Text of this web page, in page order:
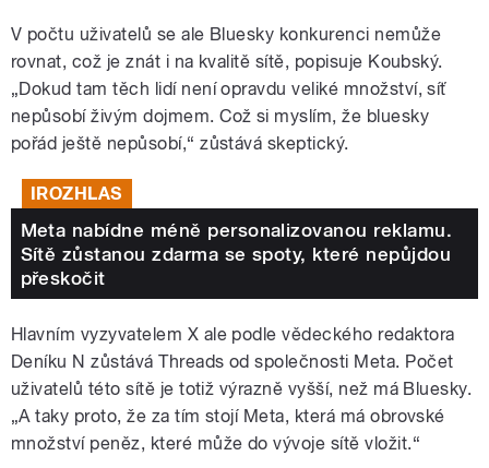
V počtu uživatelů se ale Bluesky konkurenci nemůže
rovnat, což je znát i na kvalitě sítě, popisuje Koubský.
„Dokud tam těch lidí není opravdu veliké množství, síť
nepůsobí živým dojmem. Což si myslím, že bluesky
pořád ještě nepůsobí,“ zůstává skeptický.
IROZHLAS
Meta nabídne méně personalizovanou reklamu.
Sítě zůstanou zdarma se spoty, které nepůjdou
přeskočit
Hlavním vyzyvatelem X ale podle vědeckého redaktora
Deníku N zůstává Threads od společnosti Meta. Počet
uživatelů této sítě je totiž výrazně vyšší, než má Bluesky.
„A taky proto, že za tím stojí Meta, která má obrovské
množství peněz, které může do vývoje sítě vložit.“